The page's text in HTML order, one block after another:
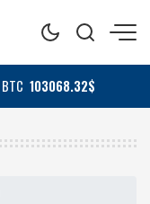
BTC 103068.32$